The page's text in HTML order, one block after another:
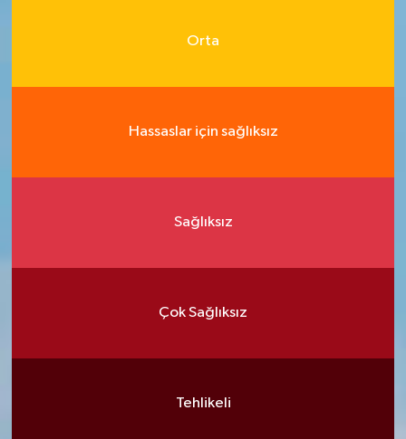
Orta
Hassaslar için sağlıksız
Sağlıksız
Çok Sağlıksız
Tehlikeli